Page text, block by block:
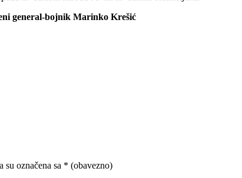
general-bojnik Marinko Krešić
su označena sa * (obavezno)